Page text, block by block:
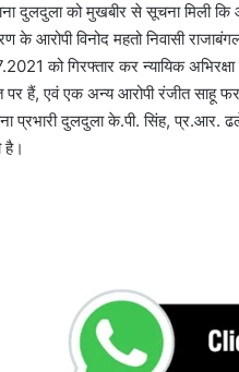
दुलदुला को मुखबीर से सूचना मिली
आरोपी विनोद महतो निवासी
को गिरफ्तार कर न्यायिक
हैं, एवं एक अन्य आरोपी रंजीत साहू
प्रभारी दुलदुला के.पी. सिंह,
है।